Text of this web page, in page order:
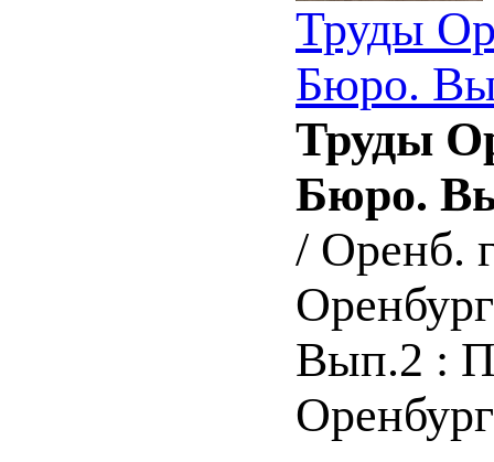
Труды
Бюро.
Труды
Бюро.
/ Оренб.
Вып.2 :